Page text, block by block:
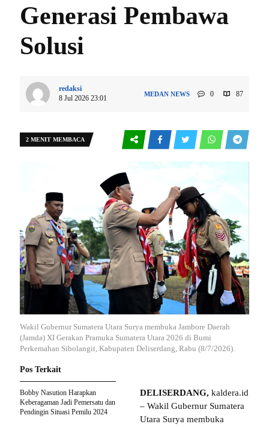
Generasi Pembawa
Solusi
redaksi
8 Jul 2026 23:01
MEDAN NEWS 0 87
2 MENIT MEMBACA
Wakil Gubernur Sumatera Utara Surya membuka Jambore Daerah
(Jamda) XI Gerakan Pramuka Sumatera Utara 2026 di Bumi
Perkemahan Sibolangit, Kabupaten Deliserdang, Rabu (8/7/2026).
DELISERDANG, kaldera.id
– Wakil Gubernur Sumatera
Utara Surya membuka
Pos Terkait
Bobby Nasution Harapkan
Keberagaman Jadi Pemersatu dan
Pendingin Situasi Pemilu 2024